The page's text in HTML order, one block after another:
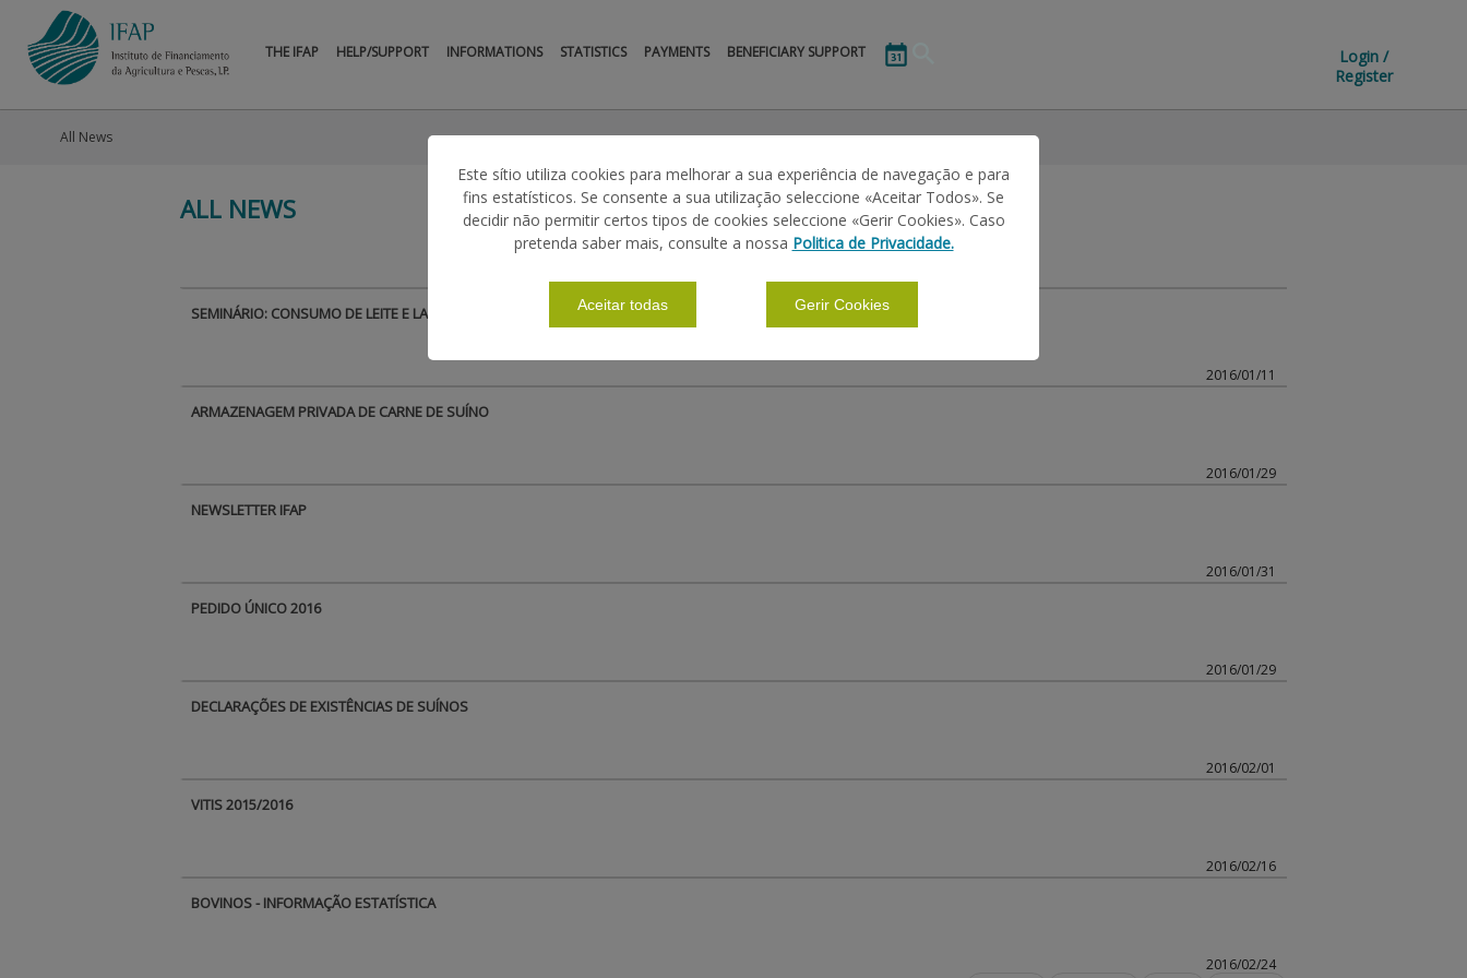
THE IFAP HELP/SUPPORT INFORMATIONS STATISTICS PAYMENTS BENEFICIARY SUPPORT
Login /
Register
All News
ALL NEWS
SEMINÁRIO: CONSUMO DE LEITE E LACTICÍNIOS "O QUE PODE ESTAR A MUDAR"
2016/01/11
ARMAZENAGEM PRIVADA DE CARNE DE SUÍNO
2016/01/29
NEWSLETTER IFAP
2016/01/31
PEDIDO ÚNICO 2016
2016/01/29
DECLARAÇÕES DE EXISTÊNCIAS DE SUÍNOS
2016/02/01
VITIS 2015/2016
2016/02/16
BOVINOS - INFORMAÇÃO ESTATÍSTICA
2016/02/24
Este sítio utiliza cookies para melhorar a sua experiência de navegação e para
fins estatísticos. Se consente a sua utilização seleccione «Aceitar Todos». Se
decidir não permitir certos tipos de cookies seleccione «Gerir Cookies». Caso
pretenda saber mais, consulte a nossa Politica de Privacidade.
Aceitar todas Gerir Cookies